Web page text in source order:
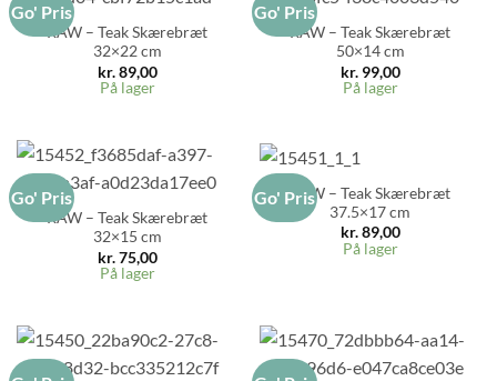
Go' Pris
RAW – Teak Skærebræt
32×22 cm
kr.89,00
På lager
Go' Pris
RAW – Teak Skærebræt
50×14 cm
kr.99,00
På lager
Go' Pris
RAW – Teak Skærebræt
32×15 cm
kr.75,00
På lager
Go' PrisRAW – Teak Skærebræt
37.5×17 cm
kr.89,00
På lager